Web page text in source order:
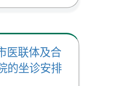
医联体及合
的坐诊安排